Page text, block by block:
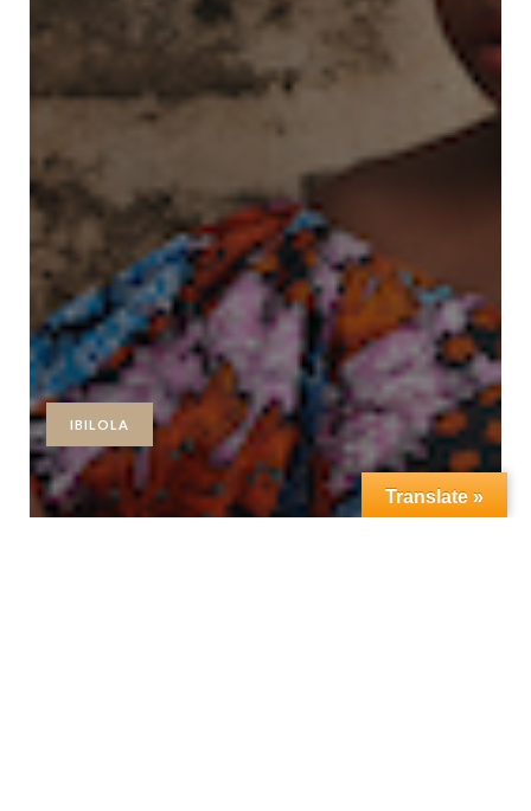
IBILOLA
Translate »